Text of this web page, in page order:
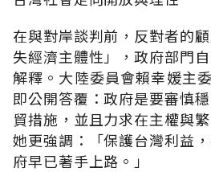
在與對岸談判前，反對者的
失經濟主體性」，政府部門
解釋。大陸委員會賴幸媛主
即公開答覆：政府是要審慎
貿措施，並且力求在主權與
她更強調：「保護台灣利益
府早已著手上路。」